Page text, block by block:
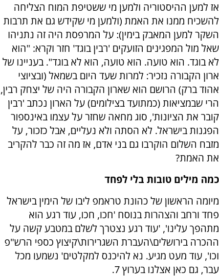
אז למען ההיסטוריה ולמען מי ששטיפת המוח הצליחה
להשכיח ממנו את האמת (ולמען מי שקידש גם את תרבות
השקר למען המאבק בימין): על המרפסת היה זה נתניהו
שאל מול המפגינים הזועקים 'רבין בוגד' חזר וקרא: "הוא
לא בוגד. הוא טועה. הוא טועה, הוא לא בוגד". בעניינו של
ארון הקבורה נזכיר: למרות שעד היום בשמאל (ובציוצי
אהוד ברק) הרושם הוא שארון הקבורה היה של יצחק רבין,
הרי שבמציאות (כמתועד בצילומים) על הארון נכתב 'רבין
קובר את הציונות', סוג מחאה שחזר על עצמו באינספור
הפגנות בישראל. לא הסתה ולא נעליים, אבל כזכור, על
מזבח השלום הוקרבו גם בני אדם, אז מה זה כבר להקריב
את האמת?
כמה מילים טובות בלי לפחד
מיומה הראשון של כהונת טראמפ ליבו של הימין בישראל
פחד ורחב והצהרות בנוסח 'חכו, חכו, עוד רגע הוא
מתהפך עלינו', 'עוד רגע נצטרך לשלם במטבע קשה על
ההכרה בירושלים\העברת השגרירות\קיצוץ כספי הרש"פ
וכו', עוד מעט מגיע. נא להיכנס למקלטים' נשמעו מכל
עבר, גם כאן אצלנו בערוץ 7.